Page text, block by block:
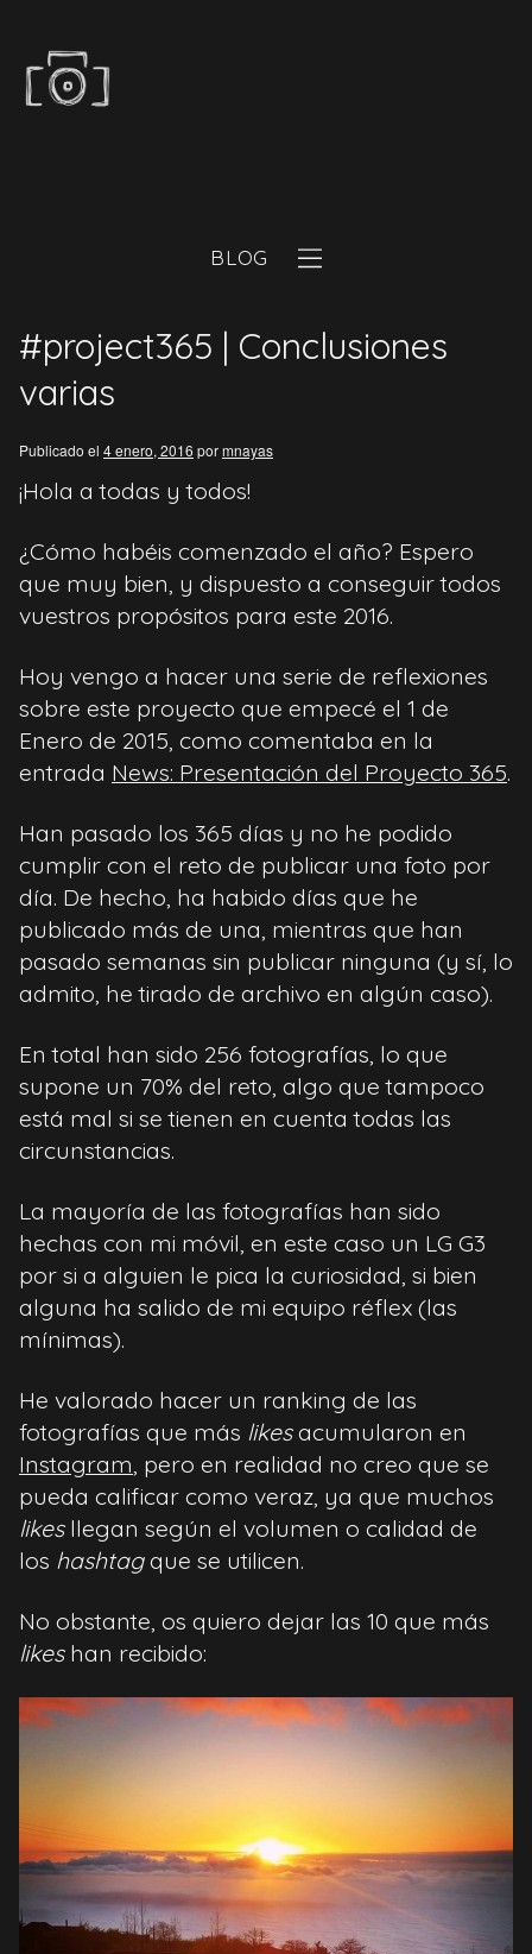
BLOG
#project365 | Conclusiones
varias
Publicado el 4 enero, 2016 pormnayas
¡Hola a todas y todos!
¿Cómo habéis comenzado el año? Espero
que muy bien, y dispuesto a conseguir todos
vuestros propósitos para este 2016.
Hoy vengo a hacer una serie de reflexiones
sobre este proyecto que empecé el 1 de
Enero de 2015, como comentaba en la
entrada News: Presentación del Proyecto 365.
Han pasado los 365 días y no he podido
cumplir con el reto de publicar una foto por
día. De hecho, ha habido días que he
publicado más de una, mientras que han
pasado semanas sin publicar ninguna (y sí, lo
admito, he tirado de archivo en algún caso).
En total han sido 256 fotografías, lo que
supone un 70% del reto, algo que tampoco
está mal si se tienen en cuenta todas las
circunstancias.
La mayoría de las fotografías han sido
hechas con mi móvil, en este caso un LG G3
por si a alguien le pica la curiosidad, si bien
alguna ha salido de mi equipo réflex (las
mínimas).
He valorado hacer un ranking de las
fotografías que más likesacumularon en
Instagram, pero en realidad no creo que se
pueda calificar como veraz, ya que muchos
likesllegan según el volumen o calidad de
los hashtagque se utilicen.
No obstante, os quiero dejar las 10 que más
likeshan recibido: